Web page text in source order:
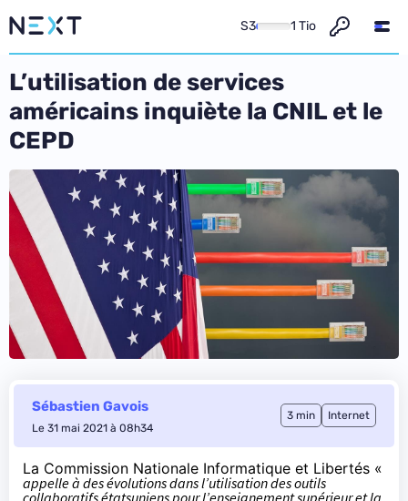
S3 1 Tio
L’utilisation de services
américains inquiète la CNIL et le
CEPD
Sébastien Gavois
Le 31 mai 2021 à 08h34
3 min Internet
La Commission Nationale Informatique et Libertés «
appelle à des évolutions dans l’utilisation des outils
collaboratifs étatsuniens pour l’enseignement supérieur et la